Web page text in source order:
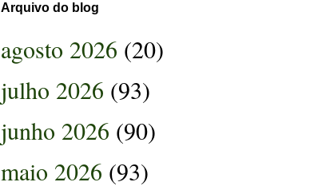
Arquivo do blog
agosto 2026 (20)
julho 2026 (93)
junho 2026 (90)
maio 2026 (93)